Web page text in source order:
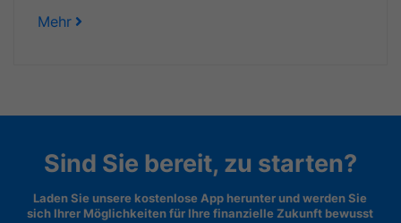
Mehr
Sind Sie bereit, zu starten?
Laden Sie unsere kostenlose App herunter und werden Sie
sich Ihrer Möglichkeiten für Ihre finanzielle Zukunft bewusst